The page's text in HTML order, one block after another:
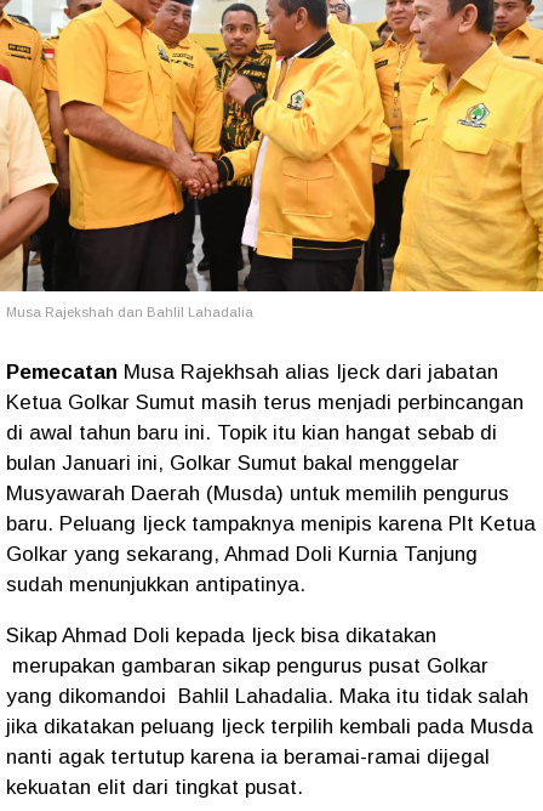
Musa Rajekshah dan Bahlil Lahadalia
Pemecatan Musa Rajekhsah alias Ijeck dari jabatan
Ketua Golkar Sumut masih terus menjadi perbincangan
di awal tahun baru ini. Topik itu kian hangat sebab di
bulan Januari ini, Golkar Sumut bakal menggelar
Musyawarah Daerah (Musda) untuk memilih pengurus
baru. Peluang Ijeck tampaknya menipis karena Plt Ketua
Golkar yang sekarang, Ahmad Doli Kurnia Tanjung
sudah menunjukkan antipatinya.
Sikap Ahmad Doli kepada Ijeck bisa dikatakan
merupakan gambaran sikap pengurus pusat Golkar
yang dikomandoi
Bahlil Lahadalia. Maka itu tidak salah
jika dikatakan peluang Ijeck terpilih kembali pada Musda
nanti agak tertutup karena ia beramai-ramai dijegal
kekuatan elit dari tingkat pusat.